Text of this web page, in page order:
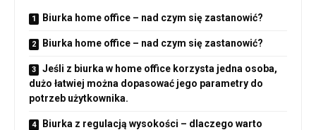
Biurka home office – nad czym się zastanowić?
Biurka home office – nad czym się zastanowić?
Jeśli z biurka w home office korzysta jedna osoba,
dużo łatwiej można dopasować jego parametry do
potrzeb użytkownika.
Biurka z regulacją wysokości – dlaczego warto